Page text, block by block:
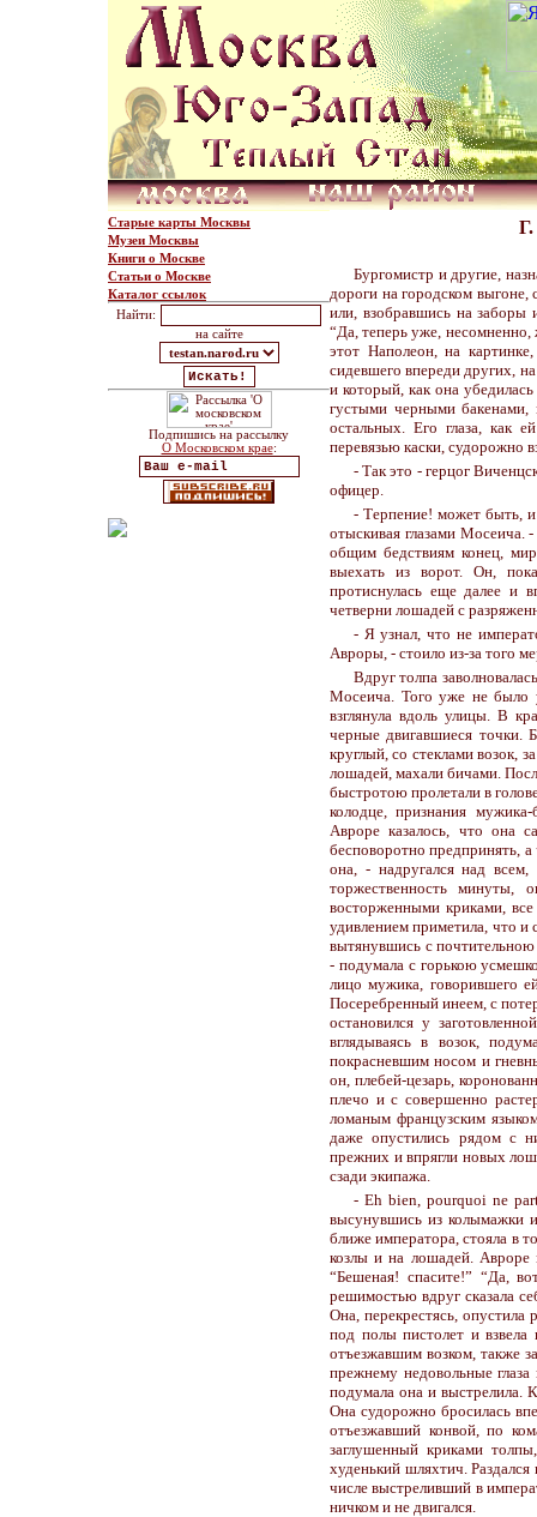
Старые карты Москвы
Музеи Москвы
Книги о Москве
Статьи о Москве
Каталог ссылок
Найти:
на сайте
Подпишись на рассылку
О Московском крае:
Бургомистр и другие,
дороги на городском выгоне,
или, взобравшись на заборы
“Да, теперь уже,
этот Наполеон, на
сидевшего впереди других,
и который, как она
густыми черными бакенами,
остальных. Его глаза, как
перевязью каски, судорожно
- Так это - герцог
офицер.
- Терпение! может быть,
отыскивая глазами Мосеича.
общим бедствиям конец,
выехать из ворот. Он,
протиснулась еще далее и
четверни лошадей с
- Я узнал, что не
Авроры, - стоило из-за того
Вдруг толпа
Мосеича. Того уже не было
взглянула вдоль улицы. В
черные двигавшиеся точки.
круглый, со стеклами возок,
лошадей, махали бичами.
быстротою пролетали в
колодце, признания
Авроре казалось, что она
бесповоротно предпринять,
она, - надругался над
торжественность минуты,
восторженными криками,
удивлением приметила, что и
вытянувшись с
- подумала с горькою
лицо мужика, говорившего
Посеребренный инеем, с
остановился у
вглядываясь в возок,
покрасневшим носом и
он, плебей-цезарь,
плечо и с совершенно
ломаным французским
даже опустились рядом с
прежних и впрягли новых
сзади экипажа.
- Eh bien, pourquoi ne
высунувшись из колымажки
ближе императора, стояла в
козлы и на лошадей. Авроре
“Бешеная! спасите!” “Да,
решимостью вдруг сказала
Она, перекрестясь, опустила
под полы пистолет и взвела
отъезжавшим возком, также
прежнему недовольные
подумала она и выстрелила.
Она судорожно бросилась
отъезжавший конвой, по
заглушенный криками
худенький шляхтич.
числе выстреливший в
ничком и не двигался.